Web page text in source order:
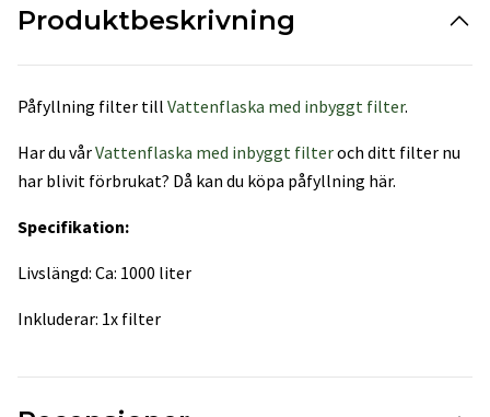
Produktbeskrivning
Påfyllning filter till Vattenflaska med inbyggt filter.
Har du vårVattenflaska med inbyggt filteroch ditt filter nu
har blivit förbrukat? Då kan du köpa påfyllning här.
Specifikation:
Livslängd: Ca: 1000 liter
Inkluderar: 1x filter